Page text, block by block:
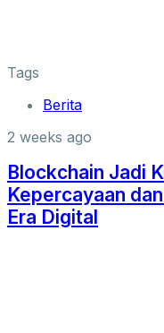
Tags
Berita
2 weeks ago
Blockchain Jadi
Kepercayaan
Era Digital